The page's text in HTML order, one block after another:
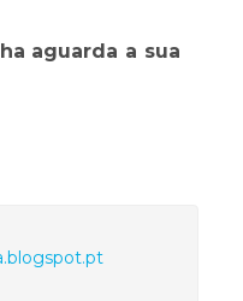
aguarda a sua